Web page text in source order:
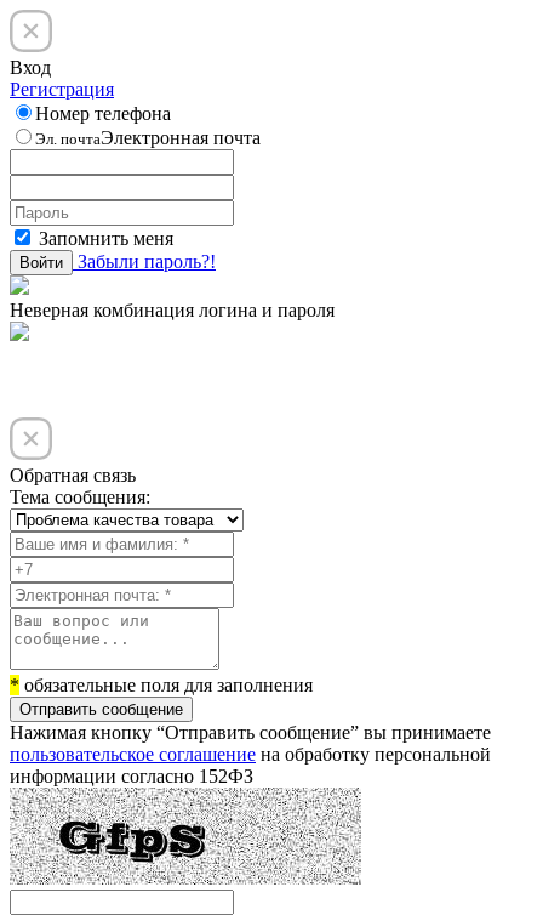
Вход
Регистрация
Номер телефона
Эл. почтаЭлектронная почта
Запомнить меня
Войти Забыли пароль?!
Неверная комбинация логина и пароля
Обратная связь
Тема сообщения:
* обязательные поля для заполнения
Отправить сообщение
Нажимая кнопку “Отправить сообщение” вы принимаете
пользовательское соглашение на обработку персональной
информации согласно 152ФЗ